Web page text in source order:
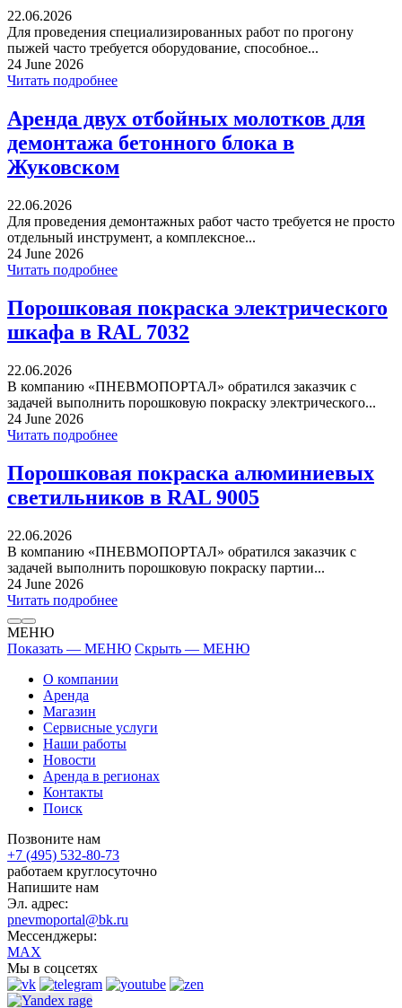
22.06.2026
Для проведения специализированных работ по прогону
пыжей часто требуется оборудование, способное...
24 June 2026
Читать подробнее
Аренда двух отбойных молотков для
демонтажа бетонного блока в
Жуковском
22.06.2026
Для проведения демонтажных работ часто требуется не просто
отдельный инструмент, а комплексное...
24 June 2026
Читать подробнее
Порошковая покраска электрического
шкафа в RAL 7032
22.06.2026
В компанию «ПНЕВМОПОРТАЛ» обратился заказчик с
задачей выполнить порошковую покраску электрического...
24 June 2026
Читать подробнее
Порошковая покраска алюминиевых
светильников в RAL 9005
22.06.2026
В компанию «ПНЕВМОПОРТАЛ» обратился заказчик с
задачей выполнить порошковую покраску партии...
24 June 2026
Читать подробнее
МЕНЮ
Показать — МЕНЮ Скрыть — МЕНЮ
О компании
Аренда
Магазин
Сервисные услуги
Наши работы
Новости
Аренда в регионах
Контакты
Поиск
Позвоните нам
+7 (495) 532-80-73
работаем круглосуточно
Напишите нам
Эл. адрес:
pnevmoportal@bk.ru
Мессенджеры:
MAX
Мы в соцсетях